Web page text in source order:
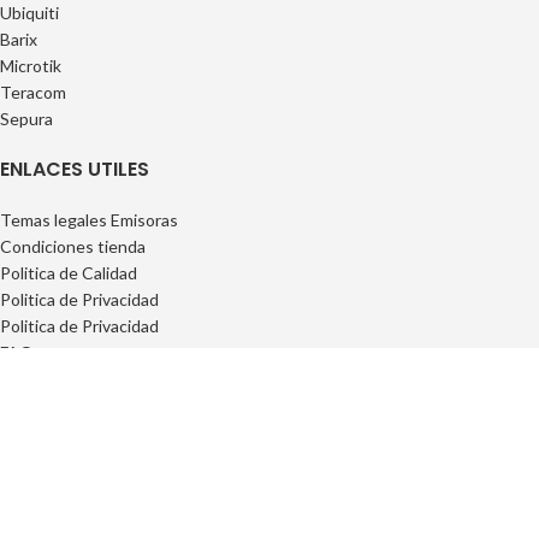
Ubiquiti
Barix
Microtik
Teracom
Sepura
ENLACES UTILES
Temas legales Emisoras
Condiciones tienda
Politica de Calidad
Politica de Privacidad
Politica de Privacidad
FAQs